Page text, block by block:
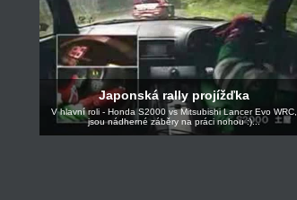
Japonská rally projížďka
V hlavní roli - Honda S2000 vs Mitsubishi Lancer Evo WRC,
jsou nádherné záběry na práci nohou :)...